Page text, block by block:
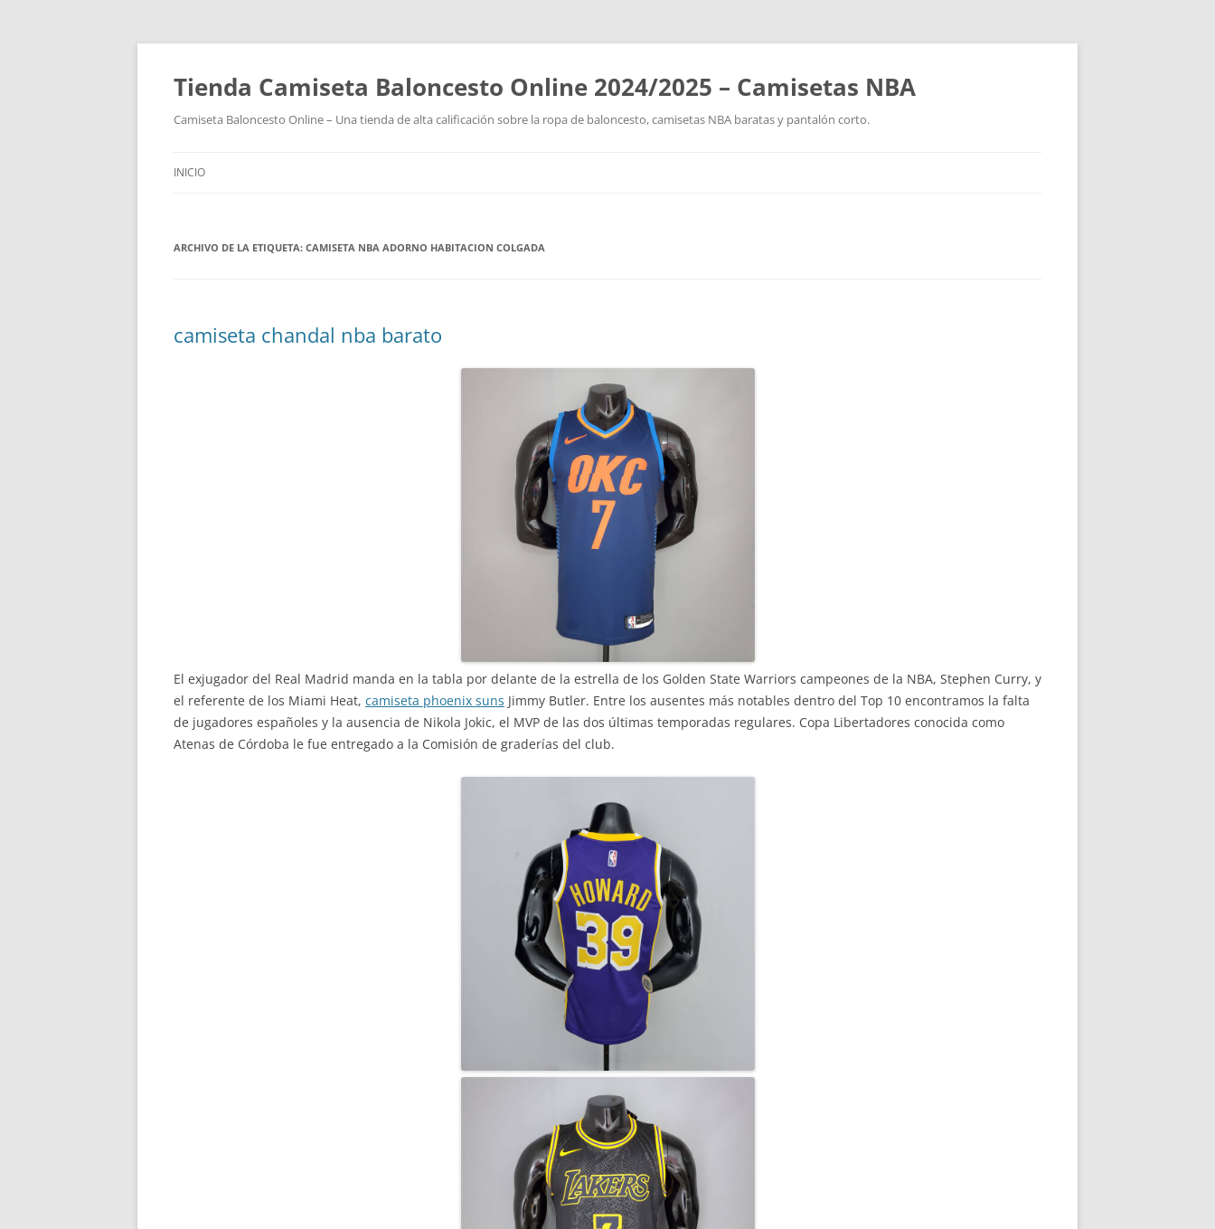
Tienda Camiseta Baloncesto Online 2024/2025 – Camisetas NBA
Camiseta Baloncesto Online – Una tienda de alta calificación sobre la ropa de baloncesto, camisetas NBA baratas y pantalón corto.
INICIO
ARCHIVO DE LA ETIQUETA: CAMISETA NBA ADORNO HABITACION COLGADA
camiseta chandal nba barato
El exjugador del Real Madrid manda en la tabla por delante de la estrella de los Golden State Warriors campeones de la NBA, Stephen Curry, y
el referente de los Miami Heat, camiseta phoenix suns Jimmy Butler. Entre los ausentes más notables dentro del Top 10 encontramos la falta
de jugadores españoles y la ausencia de Nikola Jokic, el MVP de las dos últimas temporadas regulares. Copa Libertadores conocida como
Atenas de Córdoba le fue entregado a la Comisión de graderías del club.